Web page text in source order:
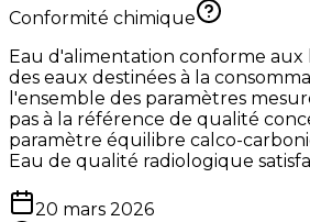
Conformité chimique
Eau d'alimentation conforme aux
des eaux destinées à la
l'ensemble des paramètres
pas à la référence de qualité
paramètre équilibre calco-
Eau de qualité radiologique
20 mars 2026